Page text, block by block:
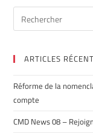
ARTICLES
Réforme de la
compte
CMD News 08 –